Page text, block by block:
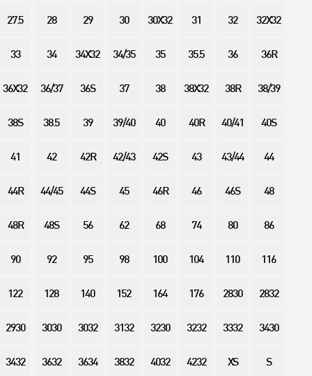
27.5 28 29 30 30X32 31 32 32X32
33 34 34X32 34/35 35 35.5 36 36R
36X32 36/37 36S 37 38 38X32 38R 38/39
38S 38.5 39 39/40 40 40R 40/41 40S
41 42 42R 42/43 42S 43 43/44 44
44R 44/45 44S 45 46R 46 46S 48
48R 48S 56 62 68 74 80 86
90 92 95 98 100 104 110 116
122 128 140 152 164 176 2830 2832
2930 3030 3032 3132 3230 3232 3332 3430
3432 3632 3634 3832 4032 4232 XS S